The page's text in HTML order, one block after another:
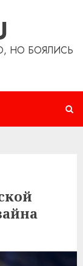
НО БОЯЛИСЬ